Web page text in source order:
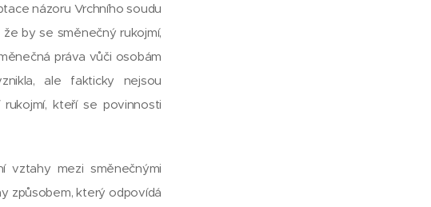
názoru Vrchního soudu
by se směnečný rukojmí,
práva vůči osobám
ale fakticky nejsou
kteří se povinnosti
vztahy mezi směnečnými
způsobem, který odpovídá